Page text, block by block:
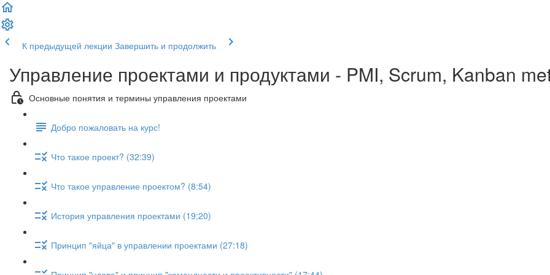
К предыдущей лекции Завершить и продолжить
Управление проектами и продуктами - PMI, Scrum, Kanban
Основные понятия и термины управления проектами
Добро пожаловать на курс!
Что такое проект? (32:39)
Что такое управление проектом? (8:54)
История управления проектами (19:20)
Принцип "яйца" в управлении проектами (27:18)